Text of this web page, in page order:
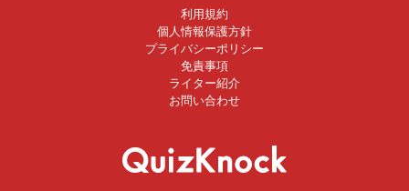
利用規約
個人情報保護方針
プライバシーポリシー
免責事項
ライター紹介
お問い合わせ